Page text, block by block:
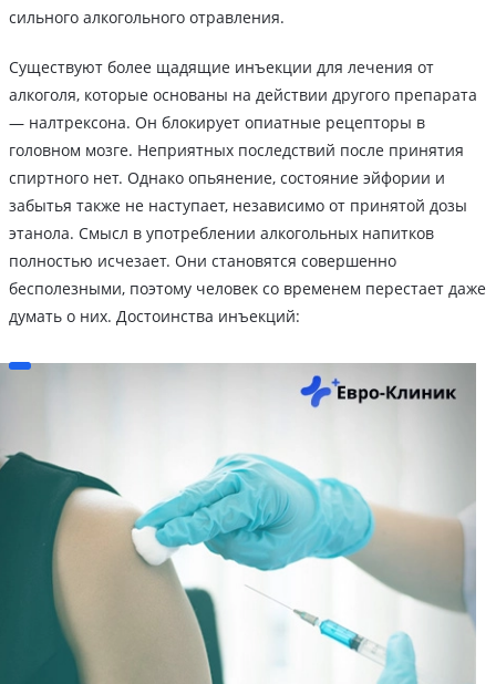
сильного алкогольного отравления.
Существуют более щадящие инъекции для лечения от
алкоголя, которые основаны на действии другого препарата
— налтрексона. Он блокирует опиатные рецепторы в
головном мозге. Неприятных последствий после принятия
спиртного нет. Однако опьянение, состояние эйфории и
забытья также не наступает, независимо от принятой дозы
этанола. Смысл в употреблении алкогольных напитков
полностью исчезает. Они становятся совершенно
бесполезными, поэтому человек со временем перестает даже
думать о них. Достоинства инъекций: